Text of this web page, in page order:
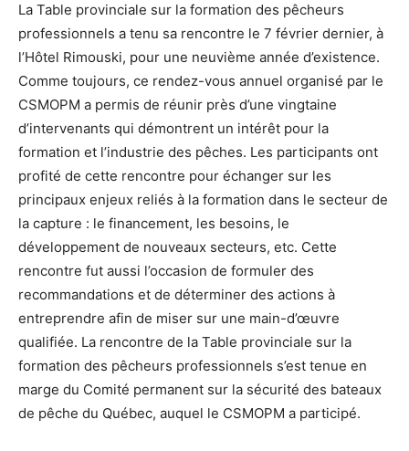
La Table provinciale sur la formation des pêcheurs
professionnels a tenu sa rencontre le 7 février dernier, à
l’Hôtel Rimouski, pour une neuvième année d’existence.
Comme toujours, ce rendez-vous annuel organisé par le
CSMOPM a permis de réunir près d’une vingtaine
d’intervenants qui démontrent un intérêt pour la
formation et l’industrie des pêches. Les participants ont
profité de cette rencontre pour échanger sur les
principaux enjeux reliés à la formation dans le secteur de
la capture : le financement, les besoins, le
développement de nouveaux secteurs, etc. Cette
rencontre fut aussi l’occasion de formuler des
recommandations et de déterminer des actions à
entreprendre afin de miser sur une main-d’œuvre
qualifiée. La rencontre de la Table provinciale sur la
formation des pêcheurs professionnels s’est tenue en
marge du Comité permanent sur la sécurité des bateaux
de pêche du Québec, auquel le CSMOPM a participé.